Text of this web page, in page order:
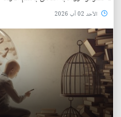
الأحد 02 آب 2026